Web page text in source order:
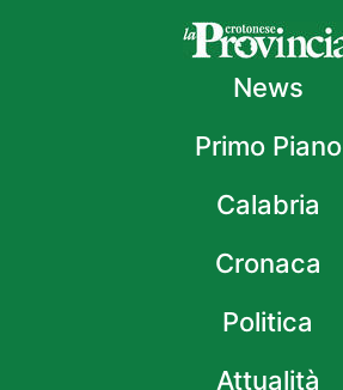
News
Primo Piano
Calabria
Cronaca
Politica
Attualità